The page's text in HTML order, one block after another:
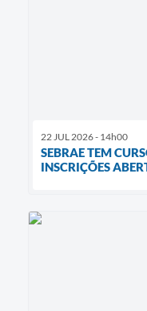
22 JUL 2026 - 14h00
SEBRAE TEM
INSCRIÇÕES